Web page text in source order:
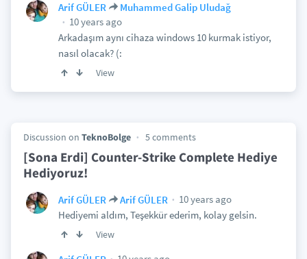
Arif GÜLER
Muhammed Galip Uludağ
10 years ago
Arkadaşım aynı cihaza windows 10 kurmak istiyor,
nasıl olacak? (:
View
Discussion on TeknoBolge 5 comments
[Sona Erdi] Counter-Strike Complete Hediye
Hediyoruz!
Arif GÜLER Arif GÜLER
10 years ago
Hediyemi aldım, Teşekkür ederim, kolay gelsin.
View